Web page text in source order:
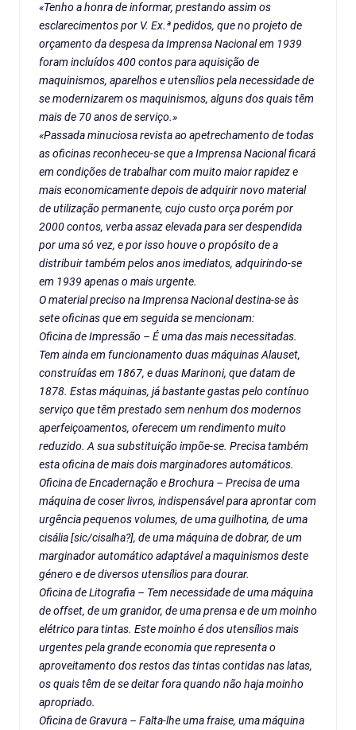
«Tenho a honra de informar, prestando assim os
esclarecimentos por V. Ex.ª pedidos, que no projeto de
orçamento da despesa da Imprensa Nacional em 1939
foram incluídos 400 contos para aquisição de
maquinismos, aparelhos e utensílios pela necessidade de
se modernizarem os maquinismos, alguns dos quais têm
mais de 70 anos de serviço.»
«Passada minuciosa revista ao apetrechamento de todas
as oficinas reconheceu-se que a Imprensa Nacional ficará
em condições de trabalhar com muito maior rapidez e
mais economicamente depois de adquirir novo material
de utilização permanente, cujo custo orça porém por
2000 contos, verba assaz elevada para ser despendida
por uma só vez, e por isso houve o propósito de a
distribuir também pelos anos imediatos, adquirindo-se
em 1939 apenas o mais urgente.
O material preciso na Imprensa Nacional destina-se às
sete oficinas que em seguida se mencionam:
Oficina de Impressão – É uma das mais necessitadas.
Tem ainda em funcionamento duas máquinas Alauset,
construídas em 1867, e duas Marinoni, que datam de
1878. Estas máquinas, já bastante gastas pelo contínuo
serviço que têm prestado sem nenhum dos modernos
aperfeiçoamentos, oferecem um rendimento muito
reduzido. A sua substituição impõe-se. Precisa também
esta oficina de mais dois marginadores automáticos.
Oficina de Encadernação e Brochura – Precisa de uma
máquina de coser livros, indispensável para aprontar com
urgência pequenos volumes, de uma guilhotina, de uma
cisália [sic/cisalha?], de uma máquina de dobrar, de um
marginador automático adaptável a maquinismos deste
género e de diversos utensílios para dourar.
Oficina de Litografia – Tem necessidade de uma máquina
de offset, de um granidor, de uma prensa e de um moinho
elétrico para tintas. Este moinho é dos utensílios mais
urgentes pela grande economia que representa o
aproveitamento dos restos das tintas contidas nas latas,
os quais têm de se deitar fora quando não haja moinho
apropriado.
Oficina de Gravura – Falta-lhe uma fraise, uma máquina